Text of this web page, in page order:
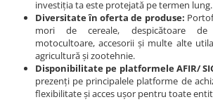
Tocatoare hidraulice
Tocatoare pe benzina
Tocatoare priza PTO tractor
Utilaje de fabricat peleti
Masini batut stalpi
Masini de sapat santuri
Mini-Buldoexcavatoare
Motocultoare si accesorii
Retroexcavatoare
investiția ta este protejată pe termen lung.
Diversitate în oferta de produse:
mori de cereale, despicătoare de
motocultoare, accesorii și multe alte
agricultură și zootehnie.
Disponibilitate pe platformele AFIR/
prezenți pe principalele platforme de
flexibilitate și acces ușor pentru toate